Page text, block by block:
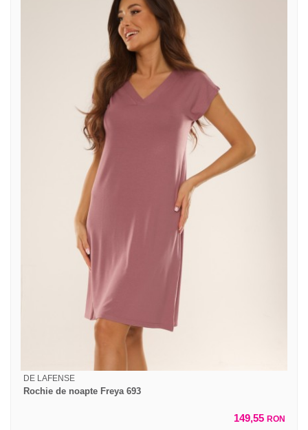
DE LAFENSE
Rochie de noapte Freya 693
149,55 RON